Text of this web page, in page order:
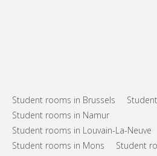
Student rooms in Brussels
Student rooms in Namur
Student rooms in Louvain-La-Neuve
Student rooms in Mons
Student